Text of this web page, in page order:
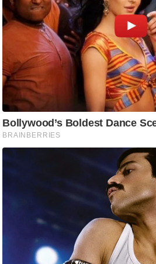
g
N
s
ला
इ
फ
स्टा
इ